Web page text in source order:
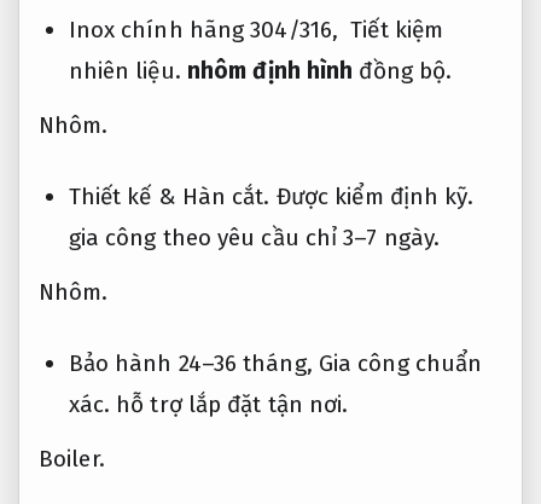
Inox chính hãng 304/316,Tiết kiệm
nhiên liệu. nhôm định hình đồng bộ.
Nhôm.
Thiết kế & Hàn cắt. Được kiểm định kỹ.
gia công theo yêu cầu chỉ 3–7 ngày.
Nhôm.
Bảo hành 24–36 tháng, Gia công chuẩn
xác. hỗ trợ lắp đặt tận nơi.
Boiler.